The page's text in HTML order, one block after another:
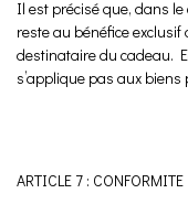
Il est précisé que, dans
reste au bénéfice
destinataire du cadeau.
s’applique pas aux
ARTICLE 7 :